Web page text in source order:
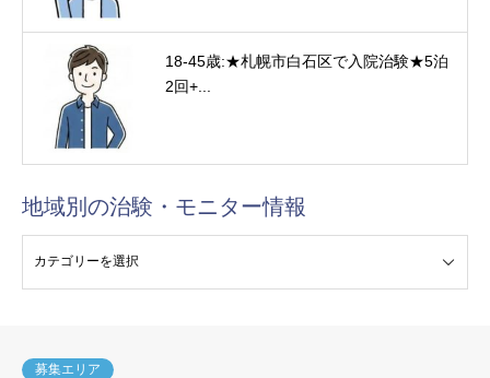
18-45歳:★札幌市白石区で入院治験★5泊
2回+...
地域別の治験・モニター情報
募集エリア